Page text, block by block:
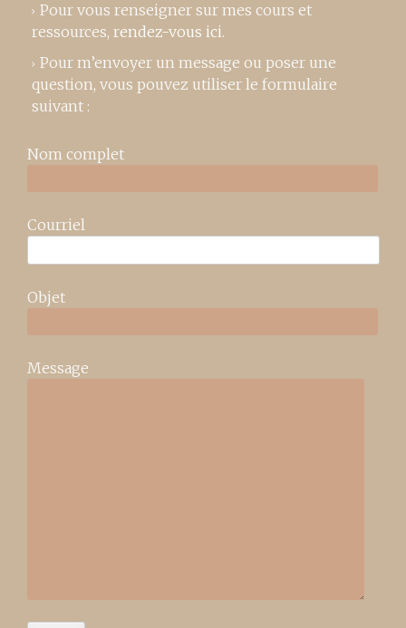
Pour vous renseigner sur mes cours et
ressources, rendez-vous ici.
Pour m’envoyer un message ou poser une
question, vous pouvez utiliser le formulaire
suivant :
Nom complet
Courriel
Objet
Message